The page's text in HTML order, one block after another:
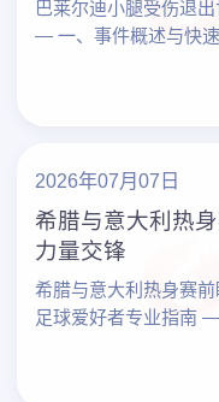
巴莱尔迪小腿受伤退
— 一、事件概述与快速结论 阿根廷后卫莱昂德罗·巴莱尔迪
因小腿受伤无缘世界
2026年07月07日
希腊与意大利热
力量交锋
希腊与意大利热身赛
足球爱好者专业指南 — 一、前情速览：一场“练兵”意味浓
厚的热身赛 这场在